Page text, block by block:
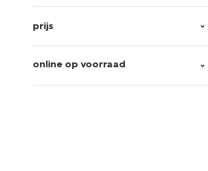
prijs
online op voorraad